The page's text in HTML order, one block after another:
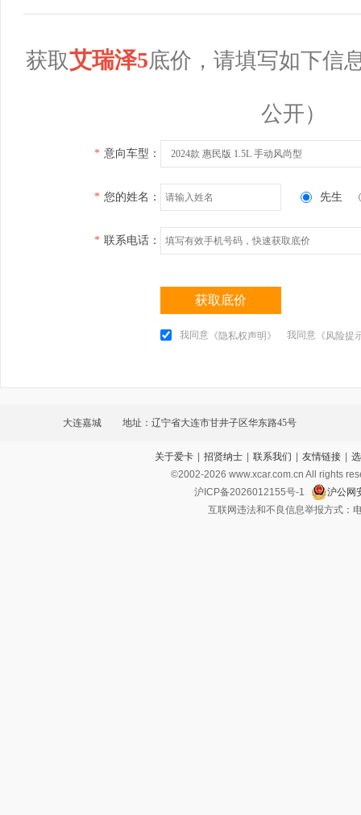
获取艾瑞泽5底价，请填写如下信
公开）
* 意向车型： 2024款 惠民版 1.5L 手动风尚型
* 您的姓名： 先生
* 联系电话：
获取底价
我同意 《隐私权声明》 我同意 《风险提
大连嘉城 地址：辽宁省大连市甘井子区华东路45号
关于爱卡 | 招贤纳士 | 联系我们 | 友情链接 |
©2002-2026 www.xcar.com.cn All rights
沪ICP备2026012155号-1
沪公网
互联网违法和不良信息举报方式：